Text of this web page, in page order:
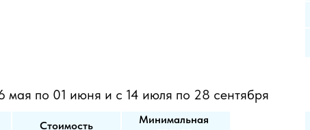
мая по 01 июня и с 14 июля по 28 сентября
Стоимость
Минимальная